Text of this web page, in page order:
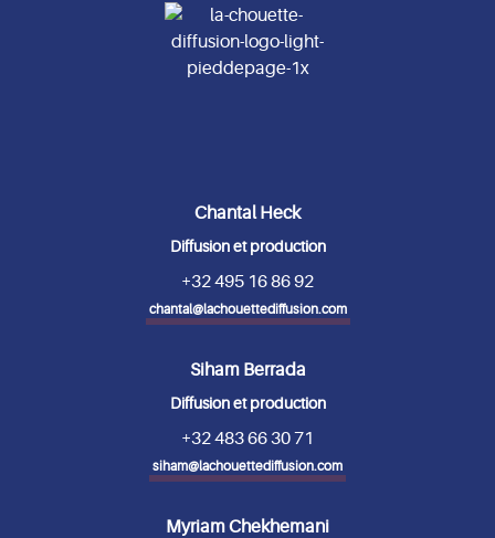
Chantal Heck
Diffusion et production
+32 495 16 86 92
chantal@lachouettediffusion.com
Siham Berrada
Diffusion et production
+32 483 66 30 71
siham@lachouettediffusion.com
Myriam Chekhemani